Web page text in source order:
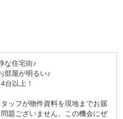
な住宅街♪
部屋が明るい♪
台以上！
ッフが物件資料を現地までお届
題ございません、この機会にぜ